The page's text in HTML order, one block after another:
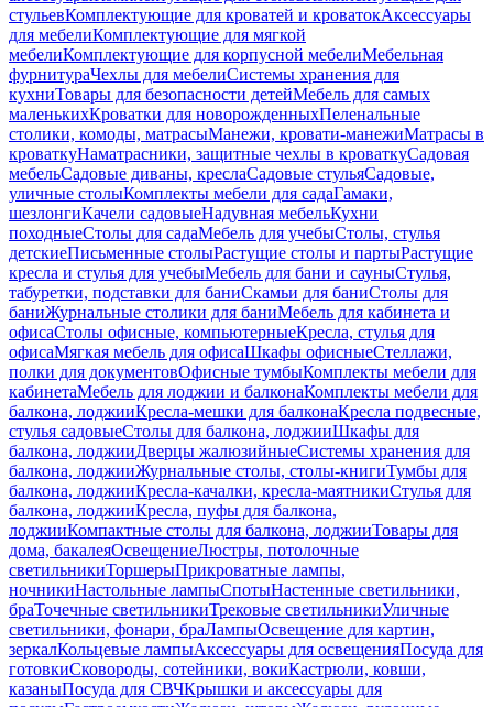
стульевКомплектующие для кроватей и кроватокАксессуары
для мебелиКомплектующие для мягкой
мебелиКомплектующие для корпусной мебелиМебельная
фурнитураЧехлы для мебелиСистемы хранения для
кухниТовары для безопасности детейМебель для самых
маленькихКроватки для новорожденныхПеленальные
столики, комоды, матрасыМанежи, кровати-манежиМатрасы в
кроваткуНаматрасники, защитные чехлы в кроваткуСадовая
мебельСадовые диваны, креслаСадовые стульяСадовые,
уличные столыКомплекты мебели для садаГамаки,
шезлонгиКачели садовыеНадувная мебельКухни
походныеСтолы для садаМебель для учебыСтолы, стулья
детскиеПисьменные столыРастущие столы и партыРастущие
кресла и стулья для учебыМебель для бани и сауныСтулья,
табуретки, подставки для баниСкамьи для баниСтолы для
баниЖурнальные столики для баниМебель для кабинета и
офисаСтолы офисные, компьютерныеКресла, стулья для
офисаМягкая мебель для офисаШкафы офисныеСтеллажи,
полки для документовОфисные тумбыКомплекты мебели для
кабинетаМебель для лоджии и балконаКомплекты мебели для
балкона, лоджииКресла-мешки для балконаКресла подвесные,
стулья садовыеСтолы для балкона, лоджииШкафы для
балкона, лоджииДверцы жалюзийныеСистемы хранения для
балкона, лоджииЖурнальные столы, столы-книгиТумбы для
балкона, лоджииКресла-качалки, кресла-маятникиСтулья для
балкона, лоджииКресла, пуфы для балкона,
лоджииКомпактные столы для балкона, лоджииТовары для
дома, бакалеяОсвещениеЛюстры, потолочные
светильникиТоршерыПрикроватные лампы,
ночникиНастольные лампыСпотыНастенные светильники,
браТочечные светильникиТрековые светильникиУличные
светильники, фонари, браЛампыОсвещение для картин,
зеркалКольцевые лампыАксессуары для освещенияПосуда для
готовкиСковороды, сотейники, вокиКастрюли, ковши,
казаныПосуда для СВЧКрышки и аксессуары для